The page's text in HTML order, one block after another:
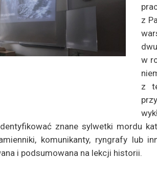
z
w
z
znane sylwetki mordu
komunikanty, ryngrafy lub
i podsumowana na lekcji historii.